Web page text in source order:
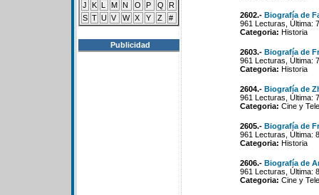
J
K L M N O P Q
R
S T U V W X Y Z #
Publicidad
2602.- Biografía de
961 Lecturas, Última:
Categoria: Historia
2603.- Biografía de
961 Lecturas, Última:
Categoria: Historia
2604.- Biografía de
961 Lecturas, Última:
Categoria: Cine y
2605.- Biografía de
961 Lecturas, Última:
Categoria: Historia
2606.- Biografía de
961 Lecturas, Última:
Categoria: Cine y